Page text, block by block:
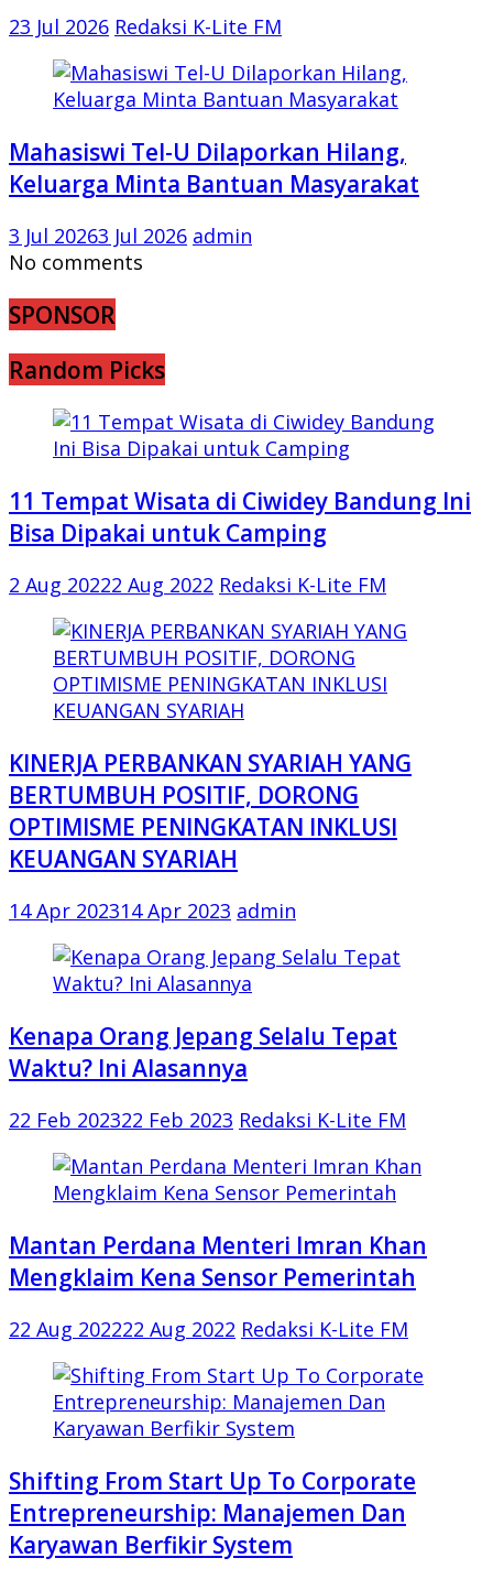
23 Jul 2026 Redaksi K-Lite FM
Mahasiswi Tel-U Dilaporkan Hilang,
Keluarga Minta Bantuan Masyarakat
3 Jul 20263 Jul 2026 admin
No comments
SPONSOR
Random Picks
11 Tempat Wisata di Ciwidey Bandung Ini
Bisa Dipakai untuk Camping
2 Aug 20222 Aug 2022 Redaksi K-Lite FM
KINERJA PERBANKAN SYARIAH YANG
BERTUMBUH POSITIF, DORONG
OPTIMISME PENINGKATAN INKLUSI
KEUANGAN SYARIAH
14 Apr 202314 Apr 2023 admin
Kenapa Orang Jepang Selalu Tepat
Waktu? Ini Alasannya
22 Feb 202322 Feb 2023 Redaksi K-Lite FM
Mantan Perdana Menteri Imran Khan
Mengklaim Kena Sensor Pemerintah
22 Aug 202222 Aug 2022 Redaksi K-Lite FM
Shifting From Start Up To Corporate
Entrepreneurship: Manajemen Dan
Karyawan Berfikir System